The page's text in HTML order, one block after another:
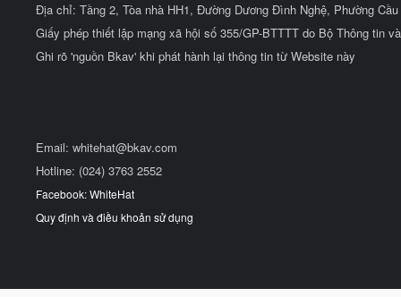
Địa chỉ: Tầng 2, Tòa nhà HH1, Đường Dương Đình Nghệ, Phường
Giấy phép thiết lập mạng xã hội số 355/GP-BTTTT do Bộ Thông tin
Ghi rõ 'nguồn Bkav' khi phát hành lại thông tin từ Website này
Email: whitehat@bkav.com
Hotline: (024) 3763 2552
Facebook: WhiteHat
Quy định và điều khoản sử dụng